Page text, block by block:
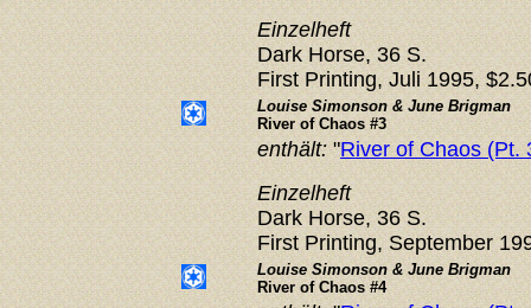
Einzelheft
Dark Horse, 36 S.
First Printing, Juli 1995,
Louise Simonson & June Brigman
River of Chaos #3
enthält:"River of Chaos (Pt.
Einzelheft
Dark Horse, 36 S.
First Printing, September
Louise Simonson & June Brigman
River of Chaos #4